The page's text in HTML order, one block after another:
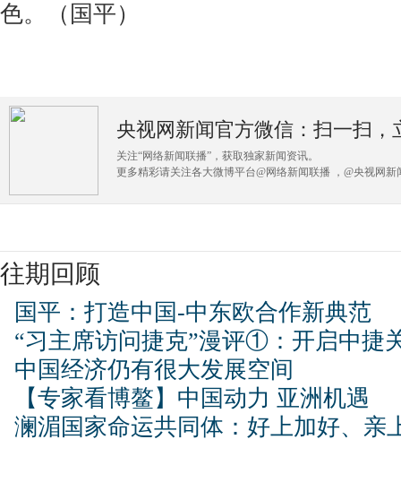
色。（国平）
央视网新闻官方微信：扫一扫，
关注“网络新闻联播”，获取独家新闻资讯。
更多精彩请关注各大微博平台@网络新闻联播 ，@央视网新
往期回顾
国平：打造中国-中东欧合作新典范
“习主席访问捷克”漫评①：开启中捷
中国经济仍有很大发展空间
【专家看博鳌】中国动力 亚洲机遇
澜湄国家命运共同体：好上加好、亲